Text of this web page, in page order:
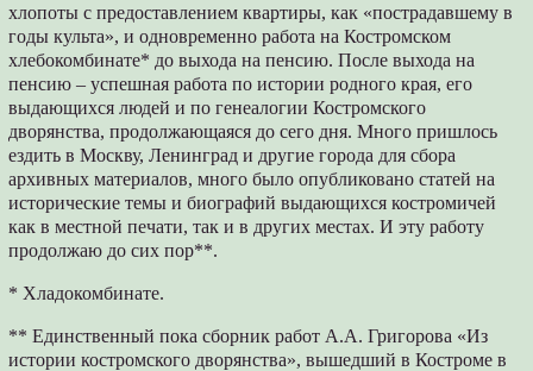
хлопоты с предоставлением квартиры, как «пострадавшему в
годы культа», и одновременно работа на Костромском
хлебокомбинате* до выхода на пенсию. После выхода на
пенсию – успешная работа по истории родного края, его
выдающихся людей и по генеалогии Костромского
дворянства, продолжающаяся до сего дня. Много пришлось
ездить в Москву, Ленинград и другие города для сбора
архивных материалов, много было опубликовано статей на
исторические темы и биографий выдающихся костромичей
как в местной печати, так и в других местах. И эту работу
продолжаю до сих пор**.
* Хладокомбинате.
** Единственный пока сборник работ А.А. Григорова «Из
истории костромского дворянства», вышедший в Костроме в